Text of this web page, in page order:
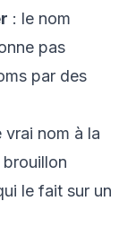
: le nom
pas
par des
vrai nom à la
brouillon
le fait sur un